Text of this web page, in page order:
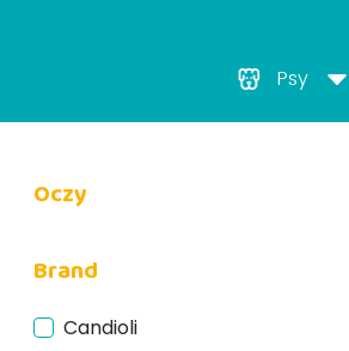
Psy
Oczy
Brand
Candioli